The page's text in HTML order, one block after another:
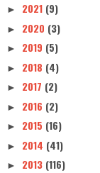
► 2021 (9)
► 2020 (3)
► 2019 (5)
► 2018 (4)
► 2017 (2)
► 2016 (2)
► 2015 (16)
► 2014 (41)
► 2013 (116)